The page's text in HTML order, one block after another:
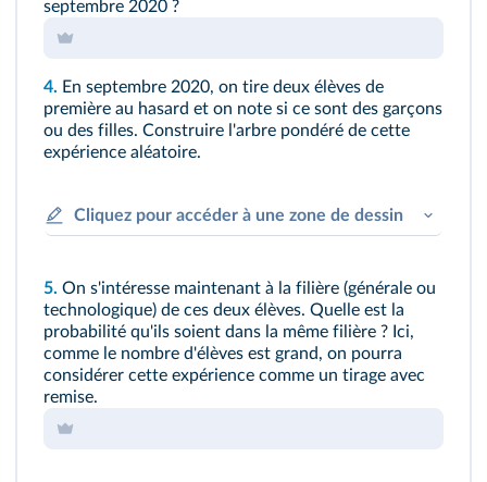
septembre 2020 ?
4. En septembre 2020, on tire deux élèves de
première au hasard et on note si ce sont des garçons
ou des filles. Construire l'arbre pondéré de cette
expérience aléatoire.
Cliquez pour accéder à une zone de dessin
5. On s'intéresse maintenant à la filière (générale ou
technologique) de ces deux élèves. Quelle est la
probabilité qu'ils soient dans la même filière ? Ici,
comme le nombre d'élèves est grand, on pourra
considérer cette expérience comme un tirage avec
remise.